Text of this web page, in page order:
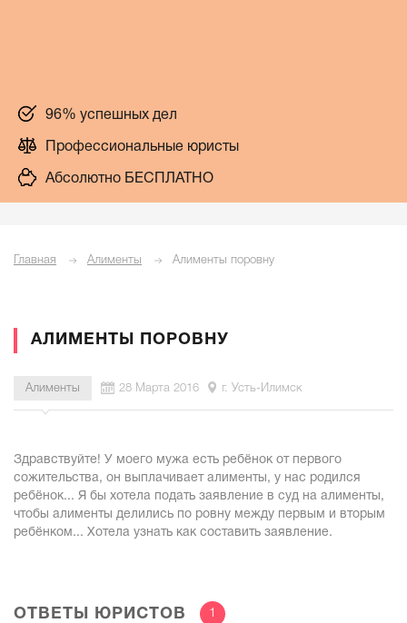
96% успешных дел
Профессиональные юристы
Абсолютно БЕСПЛАТНО
Главная Алименты Алименты поровну
АЛИМЕНТЫ ПОРОВНУ
Алименты 28 Марта 2016 г. Усть-Илимск
Здравствуйте! У моего мужа есть ребёнок от первого
сожительства, он выплачивает алименты, у нас родился
ребёнок... Я бы хотела подать заявление в суд на алименты,
чтобы алименты делились по ровну между первым и вторым
ребёнком... Хотела узнать как составить заявление.
ОТВЕТЫ ЮРИСТОВ 1